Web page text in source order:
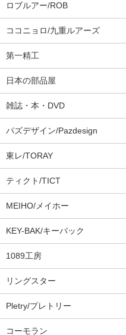
ロブルアー/ROB
ココニョロ/九重ルアーズ
第一精工
日本の部品屋
雑誌・本・DVD
パズデザイン/Pazdesign
東レ/TORAY
ティクト/TICT
MEIHO/メイホー
KEY-BAK/キーバック
1089工房
リングスター
Pletry/プレトリー
コーモラン